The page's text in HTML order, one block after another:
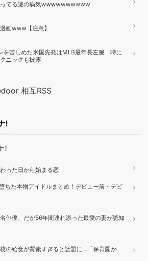
ってる謎の病気wwwwwwwwww
画www【注意】
を苦しめた米国先発はMLB最年長左腕 時に
ニックも披露
相互RSS
!
!
った日から始まる恋
ちた本物アイドルまとめ！デビュー前・デビ
俳優、だが56年間連れ添った最愛の妻が認知
校の給食が質素すぎると話題に…「保育園か